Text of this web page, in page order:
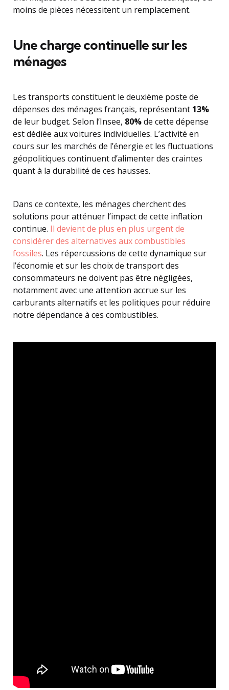
moins de pièces nécessitent un remplacement.
Une charge continuelle sur les
ménages
Les transports constituent le deuxième poste de
dépenses des ménages français, représentant 13%
de leur budget. Selon l’Insee, 80%de cette dépense
est dédiée aux voitures individuelles. L’activité en
cours sur les marchés de l’énergie et les fluctuations
géopolitiques continuent d’alimenter des craintes
quant à la durabilité de ces hausses.
Dans ce contexte, les ménages cherchent des
solutions pour atténuer l’impact de cette inflation
continue. Il devient de plus en plus urgent de
considérer des alternatives aux combustibles
fossiles. Les répercussions de cette dynamique sur
l’économie et sur les choix de transport des
consommateurs ne doivent pas être négligées,
notamment avec une attention accrue sur les
carburants alternatifs et les politiques pour réduire
notre dépendance à ces combustibles.